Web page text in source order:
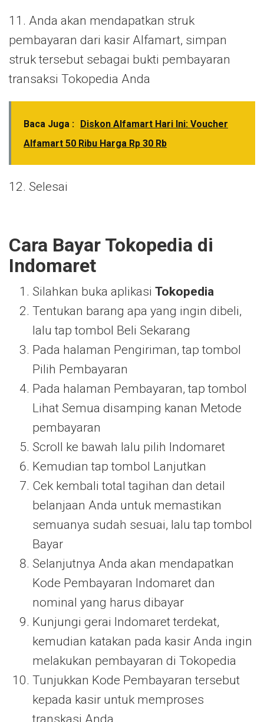
11. Anda akan mendapatkan struk
pembayaran dari kasir Alfamart, simpan
struk tersebut sebagai bukti pembayaran
transaksi Tokopedia Anda
Baca Juga : Diskon Alfamart Hari Ini: Voucher
Alfamart 50 Ribu Harga Rp 30 Rb
12. Selesai
Cara Bayar Tokopedia di
Indomaret
Silahkan buka aplikasi Tokopedia
Tentukan barang apa yang ingin dibeli,
lalu tap tombol Beli Sekarang
Pada halaman Pengiriman, tap tombol
Pilih Pembayaran
Pada halaman Pembayaran, tap tombol
Lihat Semua disamping kanan Metode
pembayaran
Scroll ke bawah lalu pilih Indomaret
Kemudian tap tombol Lanjutkan
Cek kembali total tagihan dan detail
belanjaan Anda untuk memastikan
semuanya sudah sesuai, lalu tap tombol
Bayar
Selanjutnya Anda akan mendapatkan
Kode Pembayaran Indomaret dan
nominal yang harus dibayar
Kunjungi gerai Indomaret terdekat,
kemudian katakan pada kasir Anda ingin
melakukan pembayaran di Tokopedia
Tunjukkan Kode Pembayaran tersebut
kepada kasir untuk memproses
transkasi Anda